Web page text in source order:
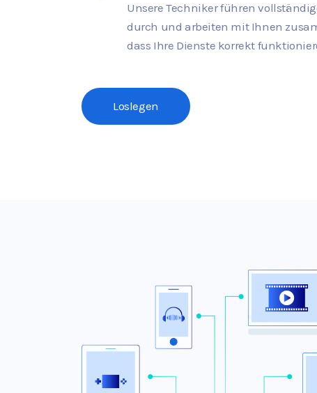
Unsere Techniker führen
durch und arbeiten mit Ihnen
dass Ihre Dienste korrekt
Loslegen